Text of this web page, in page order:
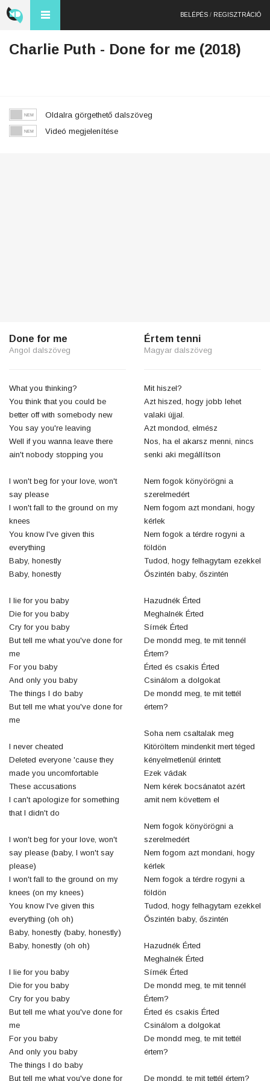
BELÉPÉS / REGISZTRÁCIÓ
Charlie Puth - Done for me (2018)
Oldalra görgethető dalszöveg
Videó megjelenítése
Done for me
Angol dalszöveg
What you thinking?
You think that you could be
better off with somebody new
You say you're leaving
Well if you wanna leave there
ain't nobody stopping you
I won't beg for your love, won't
say please
I won't fall to the ground on my
knees
You know I've given this
everything
Baby, honestly
Baby, honestly
I lie for you baby
Die for you baby
Cry for you baby
But tell me what you've done for
me
For you baby
And only you baby
The things I do baby
But tell me what you've done for
me
I never cheated
Deleted everyone 'cause they
made you uncomfortable
These accusations
I can't apologize for something
that I didn't do
I won't beg for your love, won't
say please (baby, I won't say
please)
I won't fall to the ground on my
knees (on my knees)
You know I've given this
everything (oh oh)
Baby, honestly (baby, honestly)
Baby, honestly (oh oh)
I lie for you baby
Die for you baby
Cry for you baby
But tell me what you've done for
me
For you baby
And only you baby
The things I do baby
But tell me what you've done for
Értem tenni
Magyar dalszöveg
Mit hiszel?
Azt hiszed, hogy jobb lehet
valaki újjal.
Azt mondod, elmész
Nos, ha el akarsz menni, nincs
senki aki megállítson
Nem fogok könyörögni a
szerelmedért
Nem fogom azt mondani, hogy
kérlek
Nem fogok a térdre rogyni a
földön
Tudod, hogy felhagytam ezekkel
Őszintén baby, őszintén
Hazudnék Érted
Meghalnék Érted
Sírnék Érted
De mondd meg, te mit tennél
Értem?
Érted és csakis Érted
Csinálom a dolgokat
De mondd meg, te mit tettél
értem?
Soha nem csaltalak meg
Kitöröltem mindenkit mert téged
kényelmetlenül érintett
Ezek vádak
Nem kérek bocsánatot azért
amit nem követtem el
Nem fogok könyörögni a
szerelmedért
Nem fogom azt mondani, hogy
kérlek
Nem fogok a térdre rogyni a
földön
Tudod, hogy felhagytam ezekkel
Őszintén baby, őszintén
Hazudnék Érted
Meghalnék Érted
Sírnék Érted
De mondd meg, te mit tennél
Értem?
Érted és csakis Érted
Csinálom a dolgokat
De mondd meg, te mit tettél
értem?
De mondd, te mit tettél értem?